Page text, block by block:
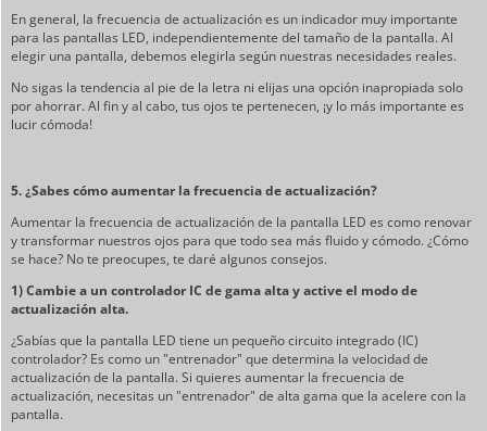
En general, la frecuencia de actualización es un indicador muy importante
para las pantallas LED, independientemente del tamaño de la pantalla. Al
elegir una pantalla, debemos elegirla según nuestras necesidades reales.
No sigas la tendencia al pie de la letra ni elijas una opción inapropiada solo
por ahorrar. Al fin y al cabo, tus ojos te pertenecen, ¡y lo más importante es
lucir cómoda!
5. ¿Sabes cómo aumentar la frecuencia de actualización?
Aumentar la frecuencia de actualización de la pantalla LED es como renovar
y transformar nuestros ojos para que todo sea más fluido y cómodo. ¿Cómo
se hace? No te preocupes, te daré algunos consejos.
1) Cambie a un controlador IC de gama alta y active el modo de
actualización alta.
¿Sabías que la pantalla LED tiene un pequeño circuito integrado (IC)
controlador? Es como un "entrenador" que determina la velocidad de
actualización de la pantalla. Si quieres aumentar la frecuencia de
actualización, necesitas un "entrenador" de alta gama que la acelere con la
pantalla.